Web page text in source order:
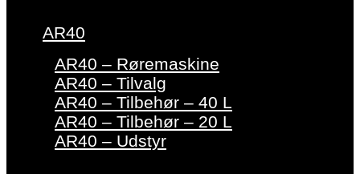
AR40
AR40 – Røremaskine
AR40 – Tilvalg
AR40 – Tilbehør – 40 L
AR40 – Tilbehør – 20 L
AR40 – Udstyr